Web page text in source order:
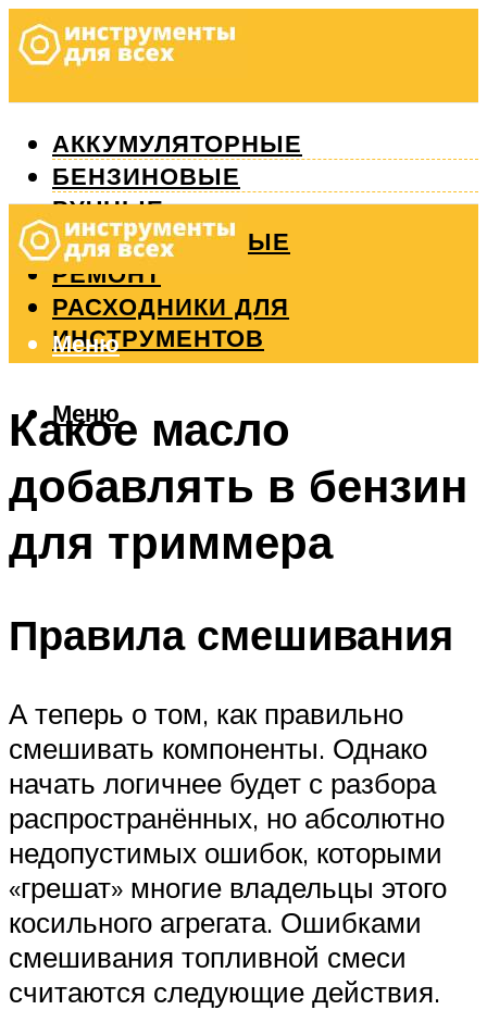
АККУМУЛЯТОРНЫЕ
БЕНЗИНОВЫЕ
РУЧНЫЕ
ИЗМЕРИТЕЛЬНЫЕ
РЕМОНТ
РАСХОДНИКИ ДЛЯ
ИНСТРУМЕНТОВ
Меню
Меню
Какое масло
добавлять в бензин
для триммера
Правила смешивания
А теперь о том, как правильно
смешивать компоненты. Однако
начать логичнее будет с разбора
распространённых, но абсолютно
недопустимых ошибок, которыми
«грешат» многие владельцы этого
косильного агрегата. Ошибками
смешивания топливной смеси
считаются следующие действия.